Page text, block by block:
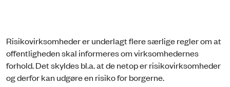
Risikovirksomheder er underlagt flere særlige regler om at
offentligheden skal informeres om virksomhedernes
forhold. Det skyldes bl.a. at de netop er risikovirksomheder
og derfor kan udgøre en risiko for borgerne.